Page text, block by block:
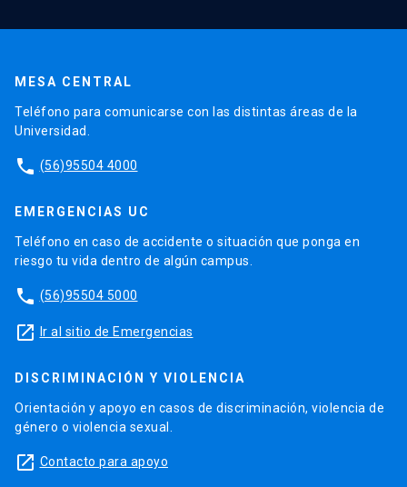
MESA CENTRAL
Teléfono para comunicarse con las distintas áreas de la
Universidad.
phone (56)95504 4000
EMERGENCIAS UC
Teléfono en caso de accidente o situación que ponga en
riesgo tu vida dentro de algún campus.
phone (56)95504 5000
launch Ir al sitio de Emergencias
DISCRIMINACIÓN Y VIOLENCIA
Orientación y apoyo en casos de discriminación, violencia de
género o violencia sexual.
launch Contacto para apoyo